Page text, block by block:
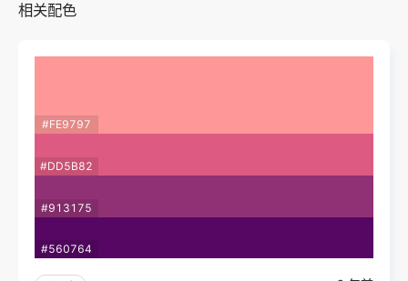
相关配色
#FE9797
#DD5B82
#913175
#560764